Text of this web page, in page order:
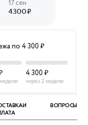
по 4 300 ₽
4 300 ₽
через 2 недели
И
ВОПРОСЫ